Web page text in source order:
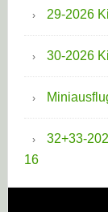
29-2026
30-2026
32+33-
16